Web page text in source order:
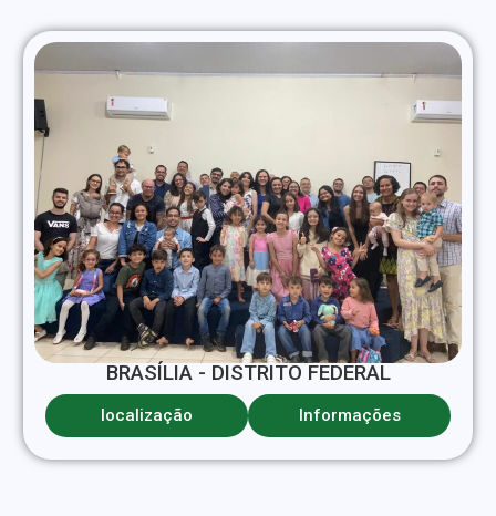
BRASÍLIA - DISTRITO FEDERAL
localização Informações